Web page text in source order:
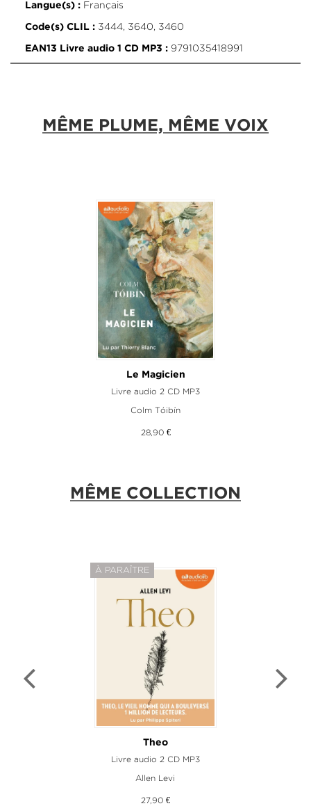
Langue(s) :Français
Code(s) CLIL :3444, 3640, 3460
EAN13 Livre audio 1 CD MP3 :9791035418991
MÊME PLUME, MÊME VOIX
Le Magicien
Livre audio 2 CD MP3
Colm Tóibín
28,90 €
MÊME COLLECTION
À PARAÎTRE
Theo
Livre audio 2 CD MP3
Allen Levi
27,90 €